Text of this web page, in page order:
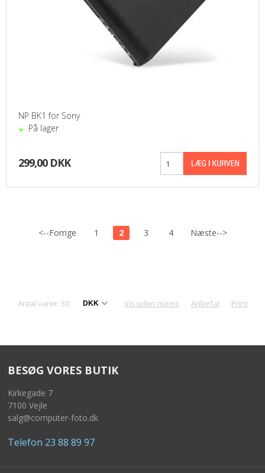
NP BK1 for Sony
På lager
299,00 DKK
<--Forrige 1 2 3 4 Næste-->
Antal varer: 30 Vis uden moms Anbefal Print
BESØG VORES BUTIK
Kirkegade 7
7100 Vejle
salg@computer-foto.dk
Telefon 23 88 89 97